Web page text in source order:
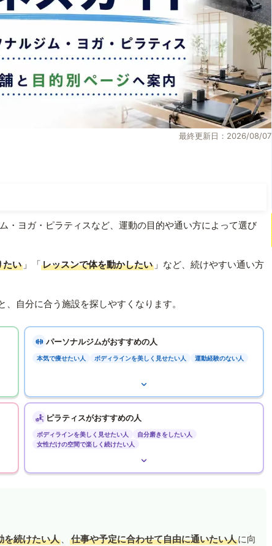
最終更新日：2026/08/07
・ヨガ・ピラティスなど、運動の目的や通い方によって選び
たい 」「レッスンで体を動かしたい 」など、続けやすい通い方
、自分に合う施設を探しやすくなります。
パーソナルジムがおすすめの人
本気で痩せたい人 ボディラインを美しく見せたい人 運動経験のない人
ピラティスがおすすめの人
ボディラインを美しく見せたい人
自分磨きをしたい人
女性だけの空間で楽しく続けたい人
を続けたい人 、 仕事や予定に合わせて自由に通いたい人に向